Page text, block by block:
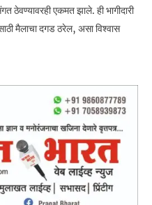
ठेवण्यावरही एकमत झाले. ही भागीदारी
मैलाचा दगड ठरेल, असा विश्वास